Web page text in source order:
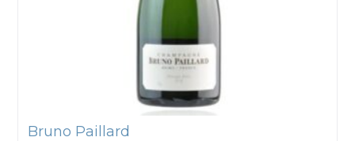
Bruno Paillard